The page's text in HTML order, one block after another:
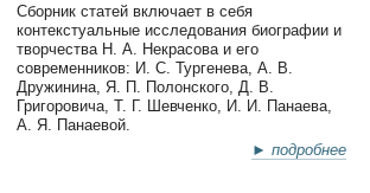
Сборник статей включает в себя
контекстуальные исследования биографии и
творчества Н. А. Некрасова и его
современников: И. С. Тургенева, А. В.
Дружинина, Я. П. Полонского, Д. В.
Григоровича, Т. Г. Шевченко, И. И. Панаева,
А. Я. Панаевой.
► подробнее